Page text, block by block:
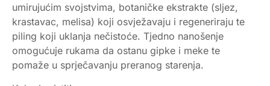
umirujućim svojstvima, botaničke ekstrakte (sljez,
krastavac, melisa) koji osvježavaju i regeneriraju te
piling koji uklanja nečistoće. Tjedno nanošenje
omogućuje rukama da ostanu gipke i meke te
pomaže u sprječavanju preranog starenja.